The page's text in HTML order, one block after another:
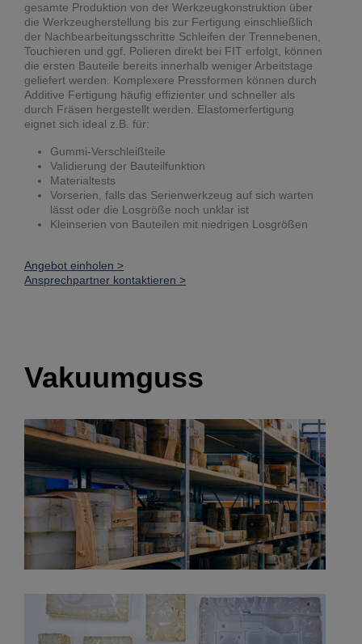
gesamte Produktion von der Werkzeugkonstruktion über
die Werkzeugherstellung bis zur Fertigung einschließlich
der Nachbearbeitungsschritte Schleifen der Trennebenen,
Touchieren und ggf. Polieren direkt bei FIT erfolgt, können
die ersten Bauteile bereits innerhalb weniger Arbeitstage
geliefert werden. Komplexere Pressformen können durch
Additive Fertigung häufig effizienter und schneller als
durch Fräsen hergestellt werden. Elastomerfertigung
eignet sich ideal z.B. für:
Gummi-Verschleißteile
Validierung der Bauteilfunktion
Materialtests
Vorserien, falls das Serienwerkzeug auf sich warten
lässt oder die Losgröße noch unklar ist
Kleinserien von Bauteilen mit niedrigen Losgrößen
Angebot einholen >
Ansprechpartner kontaktieren >
Vakuumguss